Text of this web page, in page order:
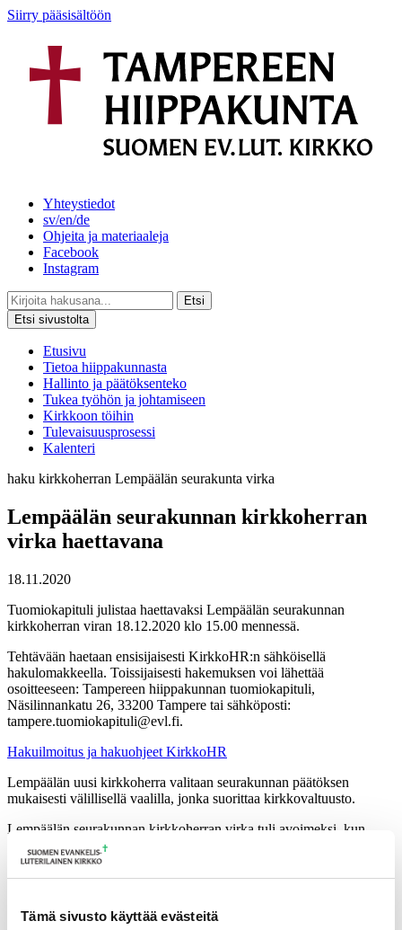
Tämä sivusto käyttää evästeitä
Siirry pääsisältöön
Yhteystiedot
sv/en/de
Ohjeita ja materiaaleja
Facebook
Instagram
Etsi
Etsi sivustolta
Etusivu
Tietoa hiippakunnasta
Hallinto ja päätöksenteko
Tukea työhön ja johtamiseen
Kirkkoon töihin
Tulevaisuusprosessi
Kalenteri
haku kirkkoherran Lempäälän seurakunta virka
Lempäälän seurakunnan kirkkoherran
virka haettavana
18.11.2020
Tuomiokapituli julistaa haettavaksi Lempäälän seurakunnan
kirkkoherran viran 18.12.2020 klo 15.00 mennessä.
Tehtävään haetaan ensisijaisesti KirkkoHR:n sähköisellä
hakulomakkeella. Toissijaisesti hakemuksen voi lähettää
osoitteeseen: Tampereen hiippakunnan tuomiokapituli,
Näsilinnankatu 26, 33200 Tampere tai sähköposti:
tampere.tuomiokapituli@evl.fi.
Hakuilmoitus ja hakuohjeet KirkkoHR
Lempäälän uusi kirkkoherra valitaan seurakunnan päätöksen
mukaisesti välillisellä vaalilla, jonka suorittaa kirkkovaltuusto.
Lempäälän seurakunnan kirkkoherran virka tuli avoimeksi, kun
rovasti Mikko Oikarinen siirtyi eläkkeelle 1.9.2020 lukien.
Ajankohtaista
17.06.2026 Pelastetaan Namibian alkukirkko – yhdessä! –